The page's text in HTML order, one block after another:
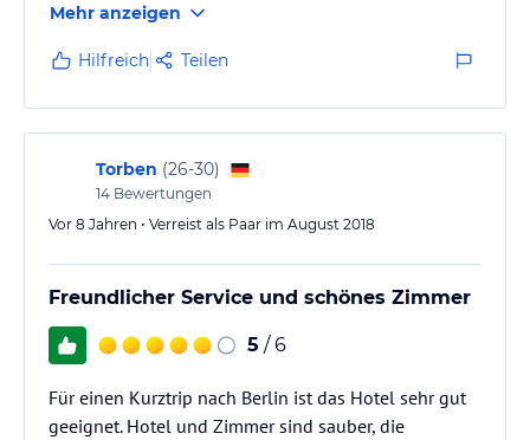
Blick,
dass es jemand mit viel Liebe zum Detail aufgebaut
und hergerichtet hat.,
Leider Punktabzug wegen fehlendem
Frühstücksbuffet.
Mehr anzeigen
Hilfreich Teilen
Torben (26-30)
14 Bewertungen
Vor 8 Jahren • Verreist als Paar im August 2018
Freundlicher Service und schönes Zimmer
5 / 6
Für einen Kurztrip nach Berlin ist das Hotel sehr gut
geeignet. Hotel und Zimmer sind sauber, die